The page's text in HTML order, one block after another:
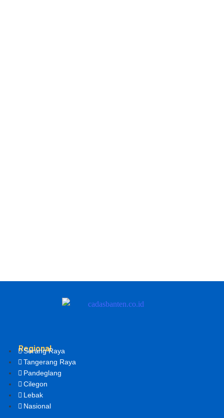
Regional
Serang Raya
Tangerang Raya
Pandeglang
Cilegon
Lebak
Nasional